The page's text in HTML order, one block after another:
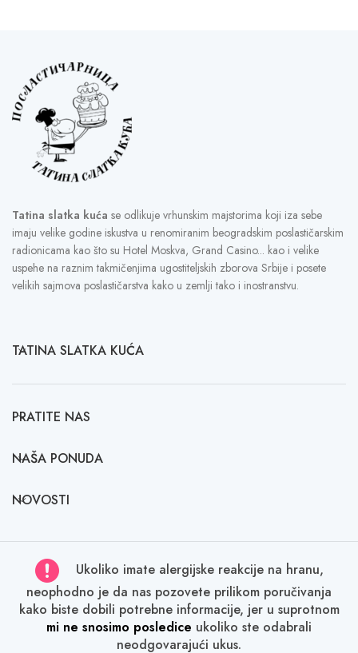
Tatina slatka kuća se odlikuje vrhunskim majstorima koji iza sebe
imaju velike godine iskustva u renomiranim beogradskim poslastičarskim
radionicama kao što su Hotel Moskva, Grand Casino... kao i velike
uspehe na raznim takmičenjima ugostiteljskih zborova Srbije i posete
velikih sajmova poslastičarstva kako u zemlji tako i inostranstvu.
TATINA SLATKA KUĆA
PRATITE NAS
NAŠA PONUDA
NOVOSTI
Ukoliko imate alergijske reakcije na hranu,
neophodno je da nas pozovete prilikom poručivanja
kako biste dobili potrebne informacije, jer u suprotnom
mi ne snosimo posledice ukoliko ste odabrali
neodgovarajući ukus.